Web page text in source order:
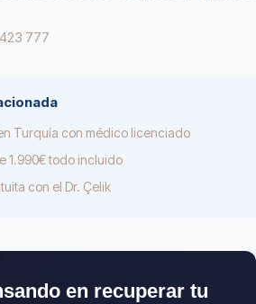
777
Turquía con médico licenciado
1.990€ todo incluido
con el Dr. Çelik
en recuperar tu